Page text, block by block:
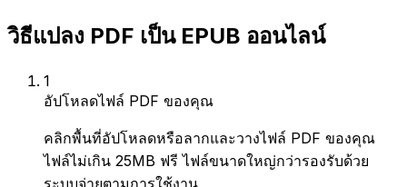
วิธีแปลง PDF เป็น EPUB ออนไลน์
1
อัปโหลดไฟล์ PDF ของคุณ
คลิกพื้นที่อัปโหลดหรือลากและวางไฟล์ PDF ของคุณ
ไฟล์ไม่เกิน 25MB ฟรี ไฟล์ขนาดใหญ่กว่ารองรับด้วย
ระบบจ่ายตามการใช้งาน